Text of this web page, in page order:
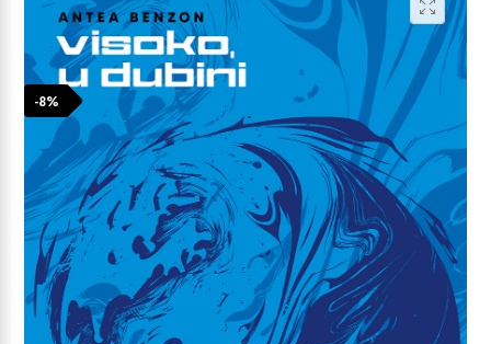
-8%